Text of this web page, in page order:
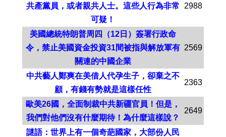
共產黨員，或者親共人士。這些人行為非常
可疑！
2988
美國總統特朗普周四（12日）簽署行政命
令，禁止美國資金投資31間被指與解放軍有
關連的中國企業
2569
中共藝人鄭爽在美借人代孕生子，卻棄之不
顧，有錢有勢就是這樣任性
2363
歐美26國，全面制裁中共新疆官員！但是，
我們對他們沒有什麼期待！為什麼這樣說？
2649
謎語：世界上有一個奇葩國家，大部份人民